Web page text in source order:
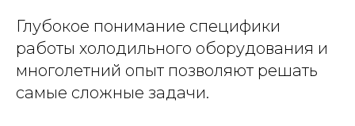
Глубокое понимание специфики
работы холодильного оборудования и
многолетний опыт позволяют решать
самые сложные задачи.